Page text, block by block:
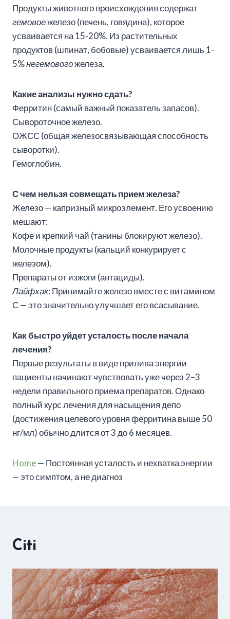
Продукты животного происхождения содержат
гемовоежелезо (печень, говядина), которое
усваивается на 15-20%. Из растительных
продуктов (шпинат, бобовые) усваивается лишь 1-
5%негемовогожелеза.
Какие анализы нужно сдать?
Ферритин (самый важный показатель запасов).
Сывороточное железо.
ОЖСС (общая железосвязывающая способность
сыворотки).
Гемоглобин.
С чем нельзя совмещать прием железа?
Железо — капризный микроэлемент. Его усвоению
мешают:
Кофе и крепкий чай (танины блокируют железо).
Молочные продукты (кальций конкурирует с
железом).
Препараты от изжоги (антациды).
Лайфхак: Принимайте железо вместе с витамином
С — это значительно улучшает его всасывание.
Как быстро уйдет усталость после начала
лечения?
Первые результаты в виде прилива энергии
пациенты начинают чувствовать уже через 2–3
недели правильного приема препаратов. Однако
полный курс лечения для насыщения депо
(достижения целевого уровня ферритина выше 50
нг/мл) обычно длится от 3 до 6 месяцев.
Home— Постоянная усталость и нехватка энергии
— это симптом, а не диагноз
Citi